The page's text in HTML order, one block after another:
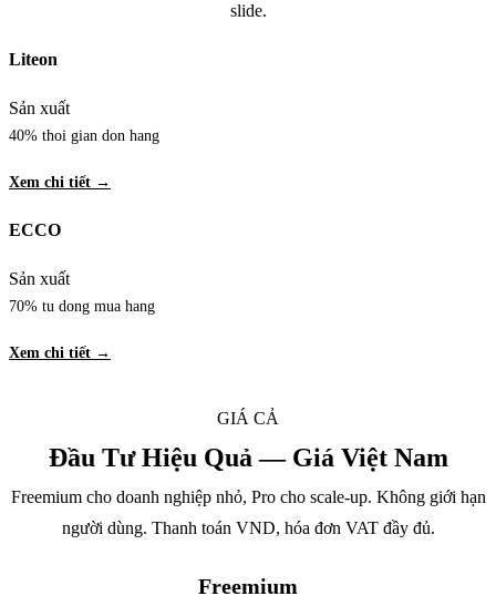
slide.
Liteon
Sản xuất
40% thoi gian don hang
Xem chi tiết →
ECCO
Sản xuất
70% tu dong mua hang
Xem chi tiết →
GIÁ CẢ
Đầu Tư Hiệu Quả — Giá Việt Nam
Freemium cho doanh nghiệp nhỏ, Pro cho scale-up. Không giới hạn
người dùng. Thanh toán VND, hóa đơn VAT đầy đủ.
Freemium